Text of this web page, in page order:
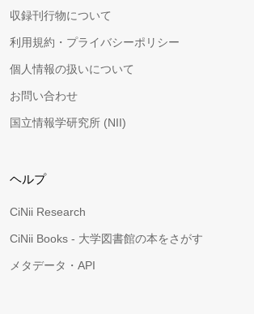
収録刊行物について
利用規約・プライバシーポリシー
個人情報の扱いについて
お問い合わせ
国立情報学研究所 (NII)
ヘルプ
CiNii Research
CiNii Books - 大学図書館の本をさがす
メタデータ・API